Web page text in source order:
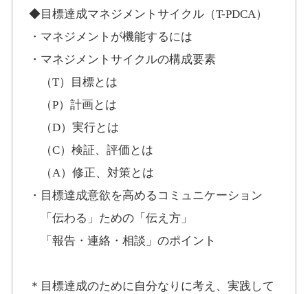
◆目標達成マネジメントサイクル（T-PDCA）
・マネジメントが機能するには
・マネジメントサイクルの構成要素
（T）目標とは
（P）計画とは
（D）実行とは
（C）検証、評価とは
（A）修正、対策とは
・目標達成意欲を高めるコミュニケーション
「伝わる」ための「伝え方」
「報告・連絡・相談」のポイント
＊目標達成のために自分なりに考え、実践して